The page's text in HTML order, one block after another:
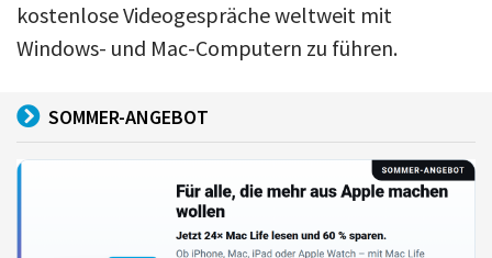
kostenlose Videogespräche weltweit mit
Windows- und Mac-Computern zu führen.
SOMMER-ANGEBOT